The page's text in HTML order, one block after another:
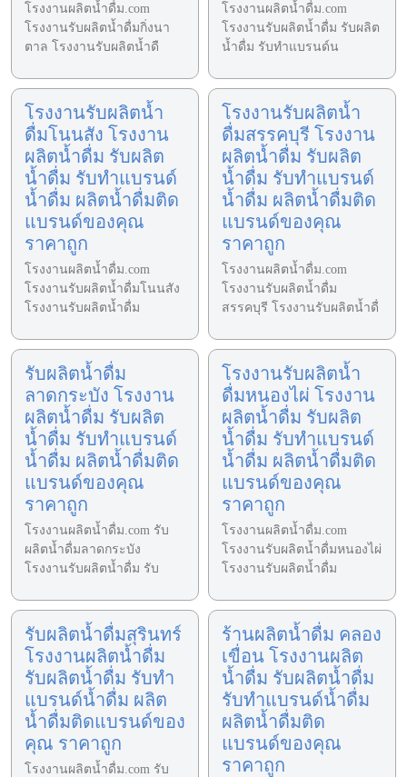
โรงงานผลิตน้ำดื่ม.com
โรงงานรับผลิตน้ำดื่มกิ่งนา
ตาล โรงงานรับผลิตน้ำดื
โรงงานผลิตน้ำดื่ม.com
โรงงานรับผลิตน้ำดื่ม รับผลิต
น้ำดื่ม รับทำแบรนด์น
โรงงานรับผลิตน้ำ
ดื่มโนนสัง โรงงาน
ผลิตน้ำดื่ม รับผลิต
น้ำดื่ม รับทำแบรนด์
น้ำดื่ม ผลิตน้ำดื่มติด
แบรนด์ของคุณ
ราคาถูก
โรงงานผลิตน้ำดื่ม.com
โรงงานรับผลิตน้ำดื่มโนนสัง
โรงงานรับผลิตน้ำดื่ม
โรงงานรับผลิตน้ำ
ดื่มสรรคบุรี โรงงาน
ผลิตน้ำดื่ม รับผลิต
น้ำดื่ม รับทำแบรนด์
น้ำดื่ม ผลิตน้ำดื่มติด
แบรนด์ของคุณ
ราคาถูก
โรงงานผลิตน้ำดื่ม.com
โรงงานรับผลิตน้ำดื่ม
สรรคบุรี โรงงานรับผลิตน้ำดื่
รับผลิตน้ำดื่ม
ลาดกระบัง โรงงาน
ผลิตน้ำดื่ม รับผลิต
น้ำดื่ม รับทำแบรนด์
น้ำดื่ม ผลิตน้ำดื่มติด
แบรนด์ของคุณ
ราคาถูก
โรงงานผลิตน้ำดื่ม.com รับ
ผลิตน้ำดื่มลาดกระบัง
โรงงานรับผลิตน้ำดื่ม รับ
โรงงานรับผลิตน้ำ
ดื่มหนองไผ่ โรงงาน
ผลิตน้ำดื่ม รับผลิต
น้ำดื่ม รับทำแบรนด์
น้ำดื่ม ผลิตน้ำดื่มติด
แบรนด์ของคุณ
ราคาถูก
โรงงานผลิตน้ำดื่ม.com
โรงงานรับผลิตน้ำดื่มหนองไผ่
โรงงานรับผลิตน้ำดื่ม
รับผลิตน้ำดื่มสุรินทร์
โรงงานผลิตน้ำดื่ม
รับผลิตน้ำดื่ม รับทำ
แบรนด์น้ำดื่ม ผลิต
น้ำดื่มติดแบรนด์ของ
คุณ ราคาถูก
โรงงานผลิตน้ำดื่ม.com รับ
ร้านผลิตน้ำดื่ม คลอง
เขื่อน โรงงานผลิต
น้ำดื่ม รับผลิตน้ำดื่ม
รับทำแบรนด์น้ำดื่ม
ผลิตน้ำดื่มติด
แบรนด์ของคุณ
ราคาถูก